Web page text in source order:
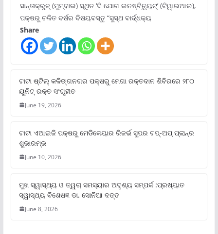
ସାନ୍ତାକ୍ରୁଜ୍ (ମୁମ୍ବାଇ) ସ୍ଥିତ ‘ଦି ଯୋଗ ଇନଷ୍ଟିଚ୍ୟୁଟ୍‌’ (ଟିୱାଇଆଇ),
ପକ୍ଷରୁ ଚଳିତ ବର୍ଷର ବିଷୟବସ୍ତୁ “ସୁସ୍ଥ ବାର୍ଦ୍ଧକ୍ୟ
Share
ଟାଟା ଷ୍ଟିଲ୍‌ କଳିଙ୍ଗନଗର ପକ୍ଷରୁ ମେଗା ରକ୍ତଦାନ ଶିବିରରେ ୨୮୦
ୟୁନିଟ୍‌ ରକ୍ତ ସଂଗୃହୀତ
June 19, 2026
ଟାଟା ଏଆଇଜି ପକ୍ଷରୁ ମେଡିକେୟାର ରିଜର୍ଭ ସୁପର ଟପ୍‌-ଅପ୍ ପ୍ଲାନ୍‌ର
ଶୁଭାରମ୍ଭ
June 10, 2026
ମୁଖ ସ୍ୱାସ୍ଥ୍ୟ ଓ ତ୍ୱଚା ସମସ୍ୟାର ଅଦୃଶ୍ୟ ସମ୍ପର୍କ :ପ୍ରଖ୍ୟାତ
ସ୍ୱାସ୍ଥ୍ୟ ବିଶେଷଜ୍ଞ ଡା. ସୋନିଆ ଦତ୍ତ
June 8, 2026